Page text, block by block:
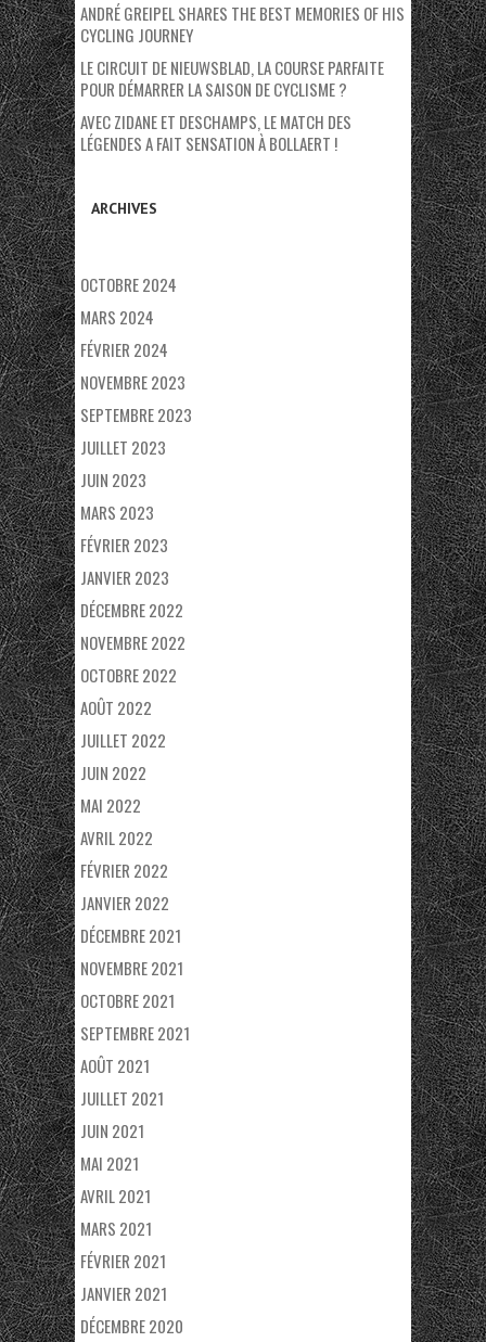
ANDRÉ GREIPEL SHARES THE BEST MEMORIES OF HIS
CYCLING JOURNEY
LE CIRCUIT DE NIEUWSBLAD, LA COURSE PARFAITE
POUR DÉMARRER LA SAISON DE CYCLISME ?
AVEC ZIDANE ET DESCHAMPS, LE MATCH DES
LÉGENDES A FAIT SENSATION À BOLLAERT !
ARCHIVES
OCTOBRE 2024
MARS 2024
FÉVRIER 2024
NOVEMBRE 2023
SEPTEMBRE 2023
JUILLET 2023
JUIN 2023
MARS 2023
FÉVRIER 2023
JANVIER 2023
DÉCEMBRE 2022
NOVEMBRE 2022
OCTOBRE 2022
AOÛT 2022
JUILLET 2022
JUIN 2022
MAI 2022
AVRIL 2022
FÉVRIER 2022
JANVIER 2022
DÉCEMBRE 2021
NOVEMBRE 2021
OCTOBRE 2021
SEPTEMBRE 2021
AOÛT 2021
JUILLET 2021
JUIN 2021
MAI 2021
AVRIL 2021
MARS 2021
FÉVRIER 2021
JANVIER 2021
DÉCEMBRE 2020